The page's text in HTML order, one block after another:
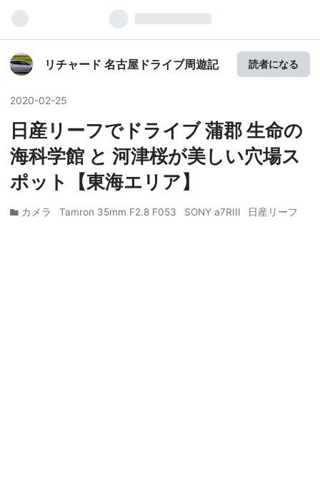
リチャード 名古屋ドライブ周遊記 読者になる
2020-02-25
日産リーフでドライブ 蒲郡 生命の
海科学館 と 河津桜が美しい穴場ス
ポット【東海エリア】
カメラ Tamron 35mm F2.8 F053 SONY a7RIII 日産リーフ